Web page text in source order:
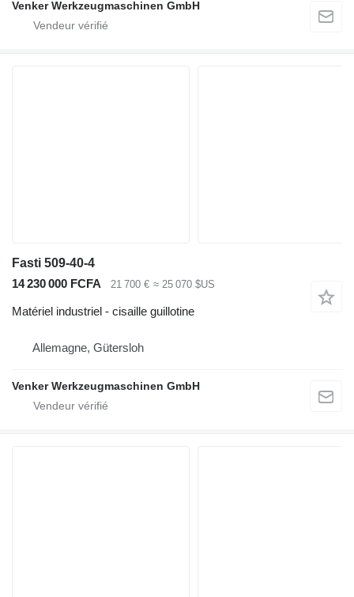
Venker Werkzeugmaschinen GmbH
Fasti 509-40-4
14 230 000 FCFA
21 700 € ≈ 25 070 $US
Matériel industriel - cisaille guillotine
Allemagne, Gütersloh
Venker Werkzeugmaschinen GmbH